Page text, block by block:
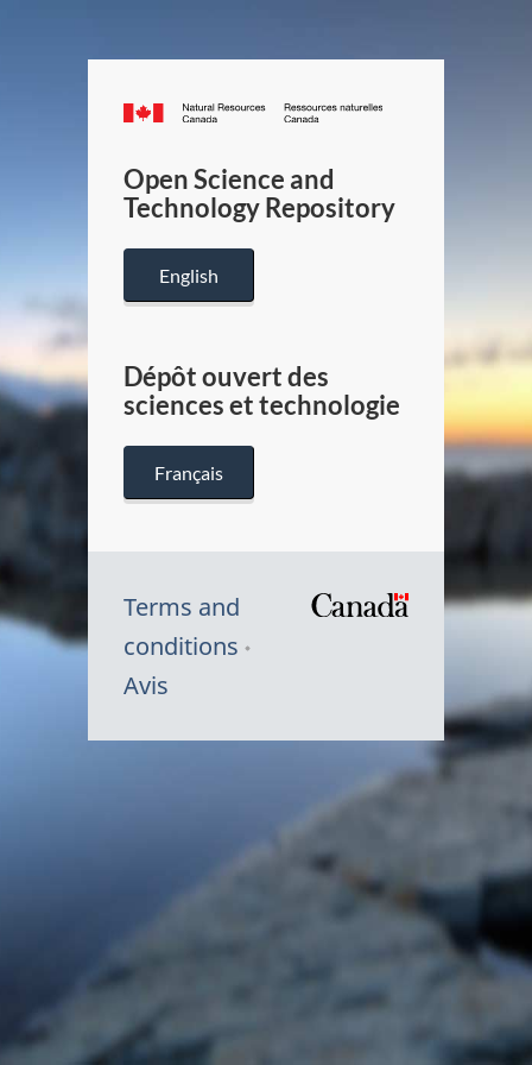
Canada.ca
/
Canada
Open Science and
Technology Repository
English
Dépôt ouvert des
sciences et technologie
Français
Terms and
conditions
Avis
du